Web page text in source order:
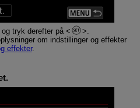
tryk derefter på
om indstillinger og effekter
effekter.